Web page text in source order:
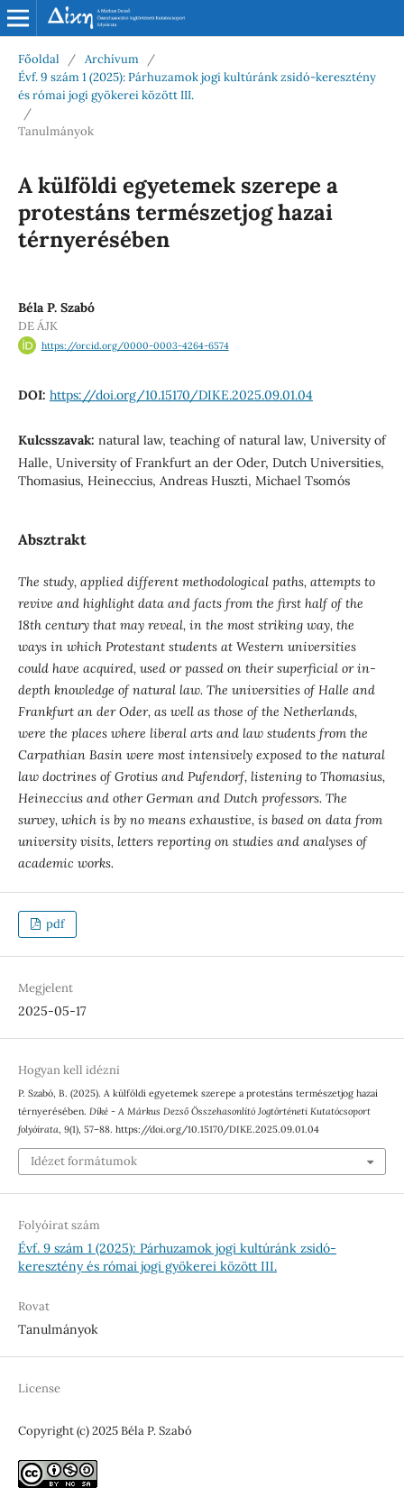
Főoldal / Archívum
/
Évf. 9 szám 1 (2025): Párhuzamok jogi kultúránk zsidó-keresztény
és római jogi gyökerei között III.
/
Tanulmányok
A külföldi egyetemek szerepe a
protestáns természetjog hazai
térnyerésében
Béla P. Szabó
DE ÁJK
https://orcid.org/0000-0003-4264-6574
DOI: https://doi.org/10.15170/DIKE.2025.09.01.04
Kulcsszavak: natural law, teaching of natural law, University of
Halle, University of Frankfurt an der Oder, Dutch Universities,
Thomasius, Heineccius, Andreas Huszti, Michael Tsomós
Absztrakt
The study, applied different methodological paths, attempts to
revive and highlight data and facts from the first half of the
18th century that may reveal, in the most striking way, the
ways in which Protestant students at Western universities
could have acquired, used or passed on their superficial or in-
depth knowledge of natural law. The universities of Halle and
Frankfurt an der Oder, as well as those of the Netherlands,
were the places where liberal arts and law students from the
Carpathian Basin were most intensively exposed to the natural
law doctrines of Grotius and Pufendorf, listening to Thomasius,
Heineccius and other German and Dutch professors. The
survey, which is by no means exhaustive, is based on data from
university visits, letters reporting on studies and analyses of
academic works.
pdf
Megjelent
2025-05-17
Hogyan kell idézni
P. Szabó, B. (2025). A külföldi egyetemek szerepe a protestáns természetjog hazai
térnyerésében. Díké - A Márkus Dezső Összehasonlító Jogtörténeti Kutatócsoport
folyóirata, 9(1), 57–88. https://doi.org/10.15170/DIKE.2025.09.01.04
Idézet formátumok
Folyóirat szám
Évf. 9 szám 1 (2025): Párhuzamok jogi kultúránk zsidó-
keresztény és római jogi gyökerei között III.
Rovat
Tanulmányok
License
Copyright (c) 2025 Béla P. Szabó